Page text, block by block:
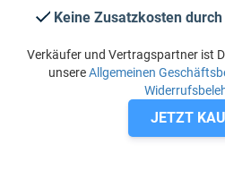
Keine Zusatzkosten
Verkäufer und Vertragspartner ist
unsereAllgemeinen
JETZT